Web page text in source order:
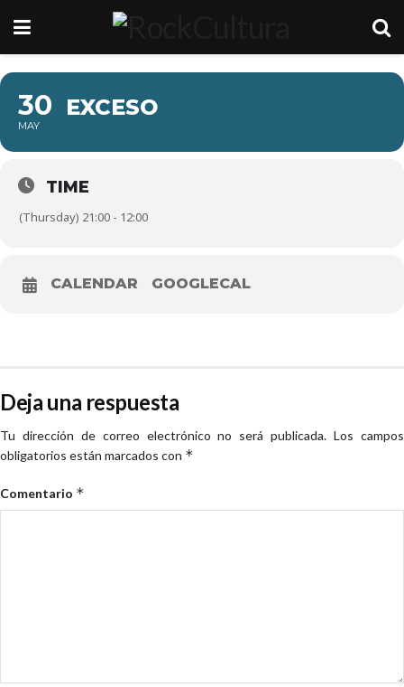
30
MAY
EXCESO
TIME
(Thursday) 21:00 - 12:00
CALENDAR GOOGLECAL
Deja una respuesta
Tu dirección de correo electrónico no será publicada. Los campos
obligatorios están marcados con *
Comentario *